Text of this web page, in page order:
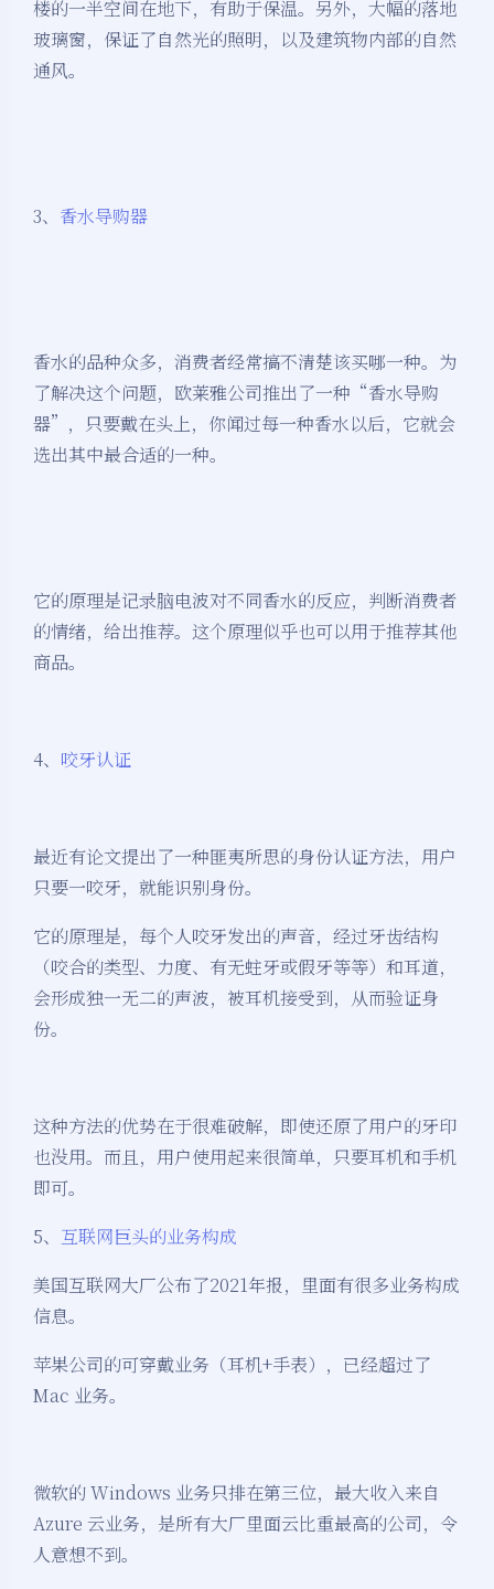
楼的一半空间在地下，有助于保温。另外，大幅的落地
玻璃窗，保证了自然光的照明，以及建筑物内部的自然
通风。
3、 香水导购器
香水的品种众多，消费者经常搞不清楚该买哪一种。为
了解决这个问题，欧莱雅公司推出了一种“香水导购
器”，只要戴在头上，你闻过每一种香水以后，它就会
选出其中最合适的一种。
它的原理是记录脑电波对不同香水的反应，判断消费者
的情绪，给出推荐。这个原理似乎也可以用于推荐其他
商品。
4、 咬牙认证
最近有论文提出了一种匪夷所思的身份认证方法，用户
只要一咬牙，就能识别身份。
它的原理是，每个人咬牙发出的声音，经过牙齿结构
（咬合的类型、力度、有无蛀牙或假牙等等）和耳道，
会形成独一无二的声波，被耳机接受到，从而验证身
份。
这种方法的优势在于很难破解，即使还原了用户的牙印
也没用。而且，用户使用起来很简单，只要耳机和手机
即可。
5、 互联网巨头的业务构成
美国互联网大厂公布了2021年报，里面有很多业务构成
信息。
苹果公司的可穿戴业务（耳机+手表），已经超过了
Mac 业务。
微软的 Windows 业务只排在第三位，最大收入来自
Azure 云业务，是所有大厂里面云比重最高的公司，令
人意想不到。